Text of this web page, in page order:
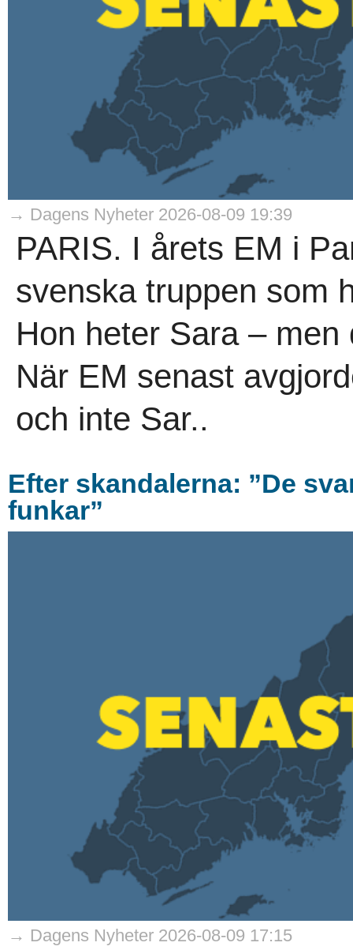
→ Dagens Nyheter 2026-08-09 19:39
PARIS. I årets EM i
svenska truppen som
Hon heter Sara –
När EM senast
och inte Sar..
Efter skandalerna: ”De
funkar”
→ Dagens Nyheter 2026-08-09 17:15